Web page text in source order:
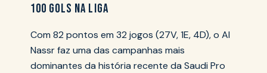
100 GOLS NA LIGA
Com 82 pontos em 32 jogos (27V, 1E, 4D), o Al
Nassr faz uma das campanhas mais
dominantes da história recente da Saudi Pro